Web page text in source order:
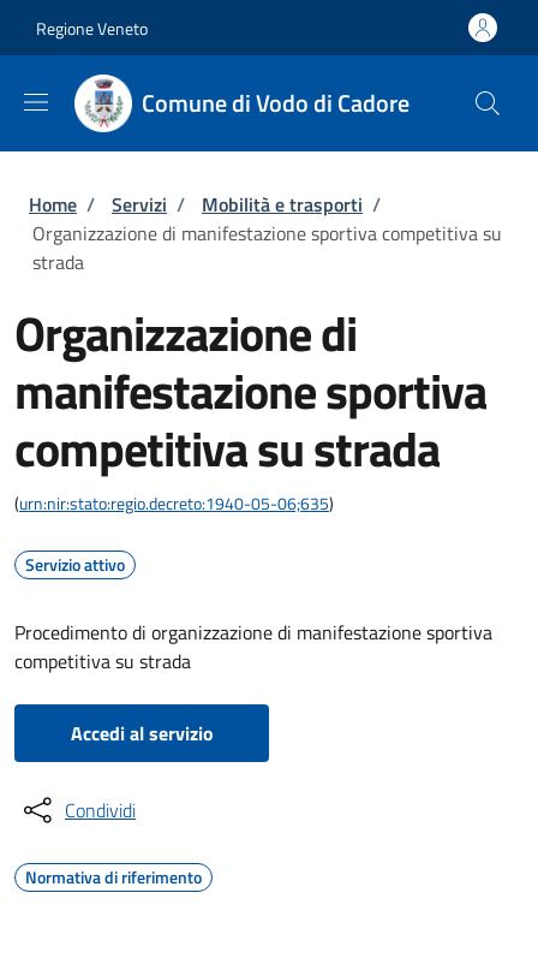
Regione Veneto
Comune di Vodo di Cadore
Briciole di pane
Home / Servizi / Mobilità e trasporti /
Organizzazione di manifestazione sportiva competitiva su
strada
Organizzazione di
manifestazione sportiva
competitiva su strada
(urn:nir:stato:regio.decreto:1940-05-06;635)
Servizio attivo
Procedimento di organizzazione di manifestazione sportiva
competitiva su strada
Accedi al servizio
Condividi
Normativa di riferimento